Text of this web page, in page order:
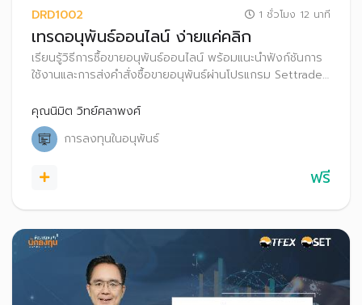
DRD1002 1 ชั่วโมง 12 นาที
เทรดอนุพันธ์ออนไลน์ ง่ายแค่คลิก
เรียนรู้วิธีการซื้อขายอนุพันธ์ออนไลน์ พร้อมแนะนำฟังก์ชันการ
ใช้งานและการส่งคำสั่งซื้อขายอนุพันธ์ผ่านโปรแกรม Settrade
คุณนิมิต วิทย์ศลาพงศ์
การลงทุนในอนุพันธ์
ฟรี